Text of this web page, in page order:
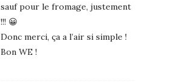
sauf pour le fromage, justement
!!! 😀
Donc merci, ça a l’air si simple !
Bon WE !